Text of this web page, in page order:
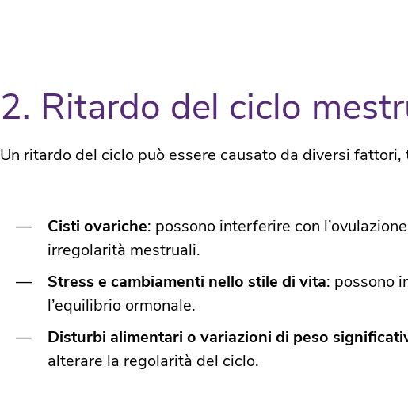
2. Ritardo del ciclo
Un ritardo del ciclo può essere causato da diversi fattori,
Cisti ovariche: possono interferire con
irregolarità mestruali.​
Stress e cambiamenti nello stile di vita: possono
l’equilibrio ormonale.
Disturbi alimentari o variazioni di peso
alterare la regolarità del ciclo.​